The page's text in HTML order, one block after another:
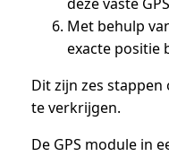
Met behulp
exacte positie
Dit zijn zes
te verkrijgen.
De GPS module in